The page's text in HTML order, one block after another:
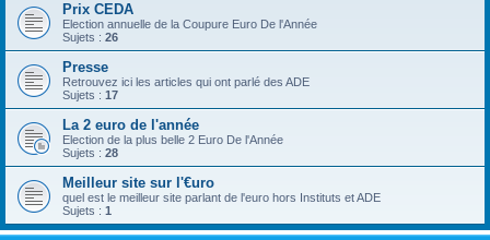
Prix CEDA
Election annuelle de la Coupure Euro De l'Année
Sujets : 26
Presse
Retrouvez ici les articles qui ont parlé des ADE
Sujets : 17
La 2 euro de l'année
Election de la plus belle 2 Euro De l'Année
Sujets : 28
Meilleur site sur l'€uro
quel est le meilleur site parlant de l'euro hors Instituts et ADE
Sujets : 1